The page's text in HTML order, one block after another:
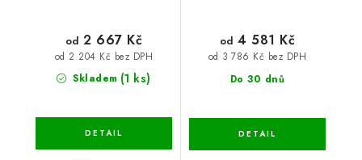
Skladem (1 ks)
od 2 204 Kč bez DPH
od 2 667 Kč
Do 30 dnů
od 3 786 Kč bez DPH
od 4 581 Kč